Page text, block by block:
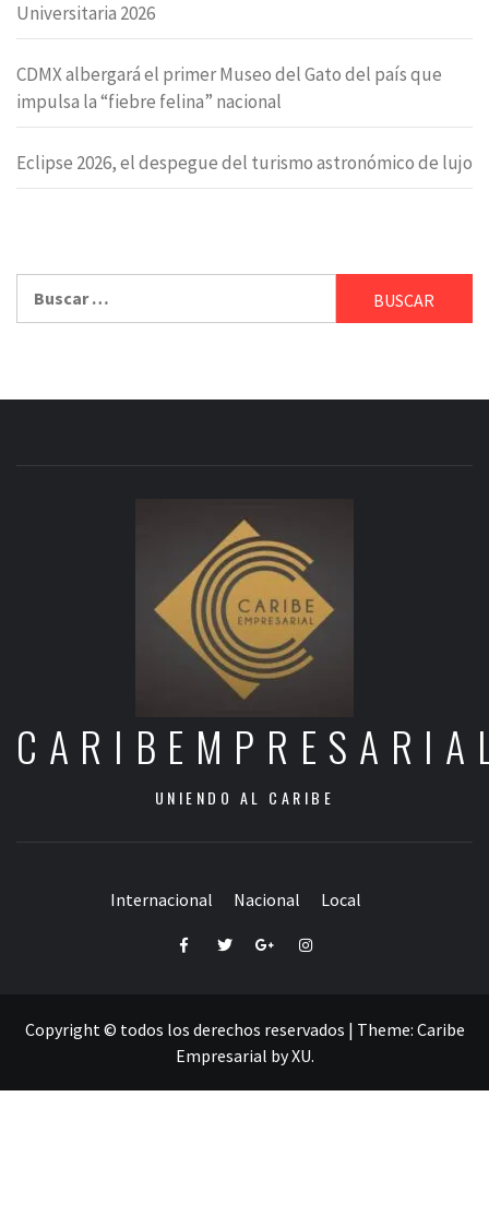
Universitaria 2026
CDMX albergará el primer Museo del Gato del país que
impulsa la “fiebre felina” nacional
Eclipse 2026, el despegue del turismo astronómico de lujo
UNIENDO AL CARIBE
Internacional Nacional Local
FacebookTwitterGoogle+Instagram
Copyright © todos los derechos reservados | Theme: Caribe
Empresarial byXU.